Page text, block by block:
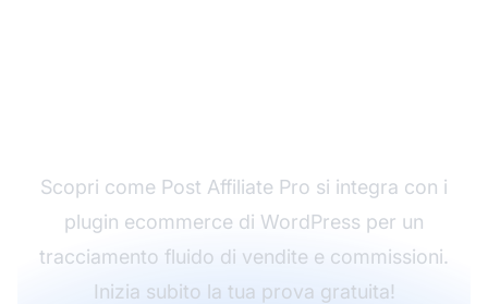
Scopri come Post Affiliate Pro si integra con i
plugin ecommerce di WordPress per un
tracciamento fluido di vendite e commissioni.
Inizia subito la tua prova gratuita!